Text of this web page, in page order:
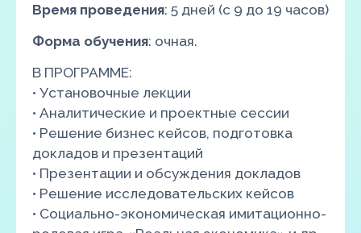
Время проведения: 5 дней (с 9 до 19 часов)
Форма обучения: очная.
В ПРОГРАММЕ:
• Установочные лекции
• Аналитические и проектные сессии
• Решение бизнес кейсов, подготовка
докладов и презентаций
• Презентации и обсуждения докладов
• Решение исследовательских кейсов
• Социально-экономическая имитационно-